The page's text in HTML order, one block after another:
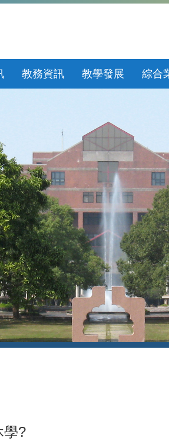
教務資訊 教學發展 綜合
學?